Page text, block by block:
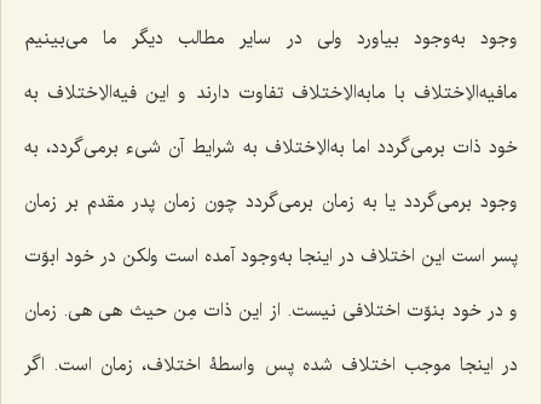
وجود به‌وجود بیاورد ولی در سایر مطالب دیگر ما می‌بینیم
مافیه‌الاِختلاف با مابه‌الاِختلاف تفاوت دارند و این فیه‌الاِختلاف به
خود ذات برمی‌گردد اما به‌الاِختلاف به شرایط آن شیء برمی‌گردد، به
وجود برمی‌گردد یا به زمان برمی‌گردد چون زمان پدر مقدم بر زمان
پسر است این اختلاف در اینجا به‌وجود آمده است ولکن در خود ابوّت
و در خود بنوّت اختلافی نیست. از این ذات مِن حیث هی هی. زمان
در اینجا موجب اختلاف شده پس واسطۀ اختلاف، زمان است. اگر